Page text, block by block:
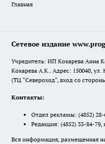
Главная
Сетевое издание
Учредитель: ИП Кокарева Анна
Кокарева А.К.. Адрес: 150040,
(ТЦ "Североход", вход со
Контакты:
Отдел рекламы: (4852)
Редакция: (4852) 33-84-79,
Вся информация, размещенная